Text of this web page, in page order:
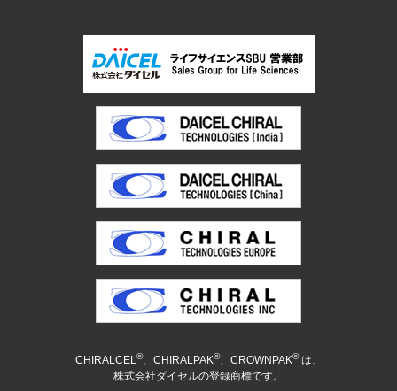
CHIRALCEL®、CHIRALPAK®、CROWNPAK®は、
株式会社ダイセルの登録商標です。